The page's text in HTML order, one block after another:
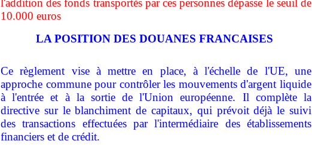
l'addition des fonds transportés par ces personnes dépasse le seuil de
10.000 euros
LA POSITION DES DOUANES FRANCAISES
Ce règlement vise à mettre en place, à l'échelle de l'UE, une
approche commune pour contrôler les mouvements d'argent liquide
à l'entrée et à la sortie de l'Union européenne. Il complète la
directive sur le blanchiment de capitaux, qui prévoit déjà le suivi
des transactions effectuées par l'intermédiaire des établissements
financiers et de crédit.